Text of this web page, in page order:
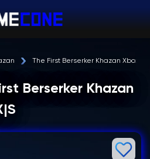
The First Berserker Khazan Xbox
Berserker Khazan